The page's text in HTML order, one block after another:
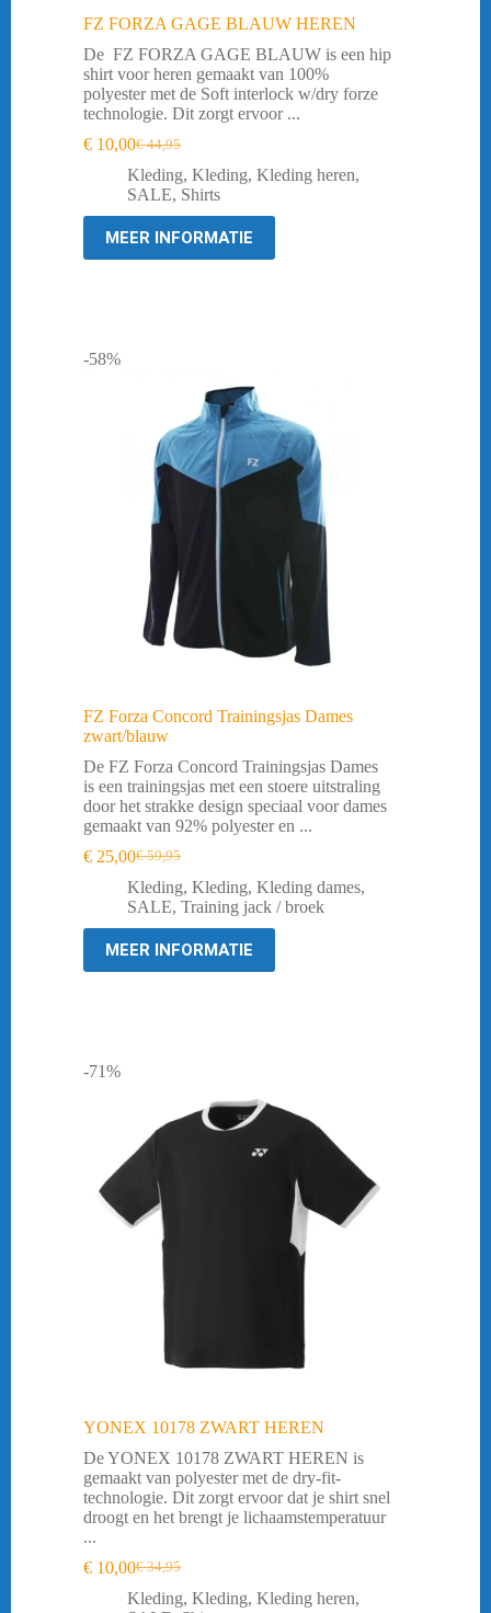
FZ FORZA GAGE BLAUW HEREN
De FZ FORZA GAGE BLAUW is een hip
shirt voor heren gemaakt van 100%
polyester met de Soft interlock w/dry forze
technologie. Dit zorgt ervoor ...
€44,95
Oorspronkelijke
prijs
was:
€ 44,95.
€ 10,00Huidige
prijs
is:
€ 10,00.
Kleding, Kleding, Kleding heren,
SALE, Shirts
MEER INFORMATIE
-58%
FZ Forza Concord Trainingsjas Dames
zwart/blauw
De FZ Forza Concord Trainingsjas Dames
is een trainingsjas met een stoere uitstraling
door het strakke design speciaal voor dames
gemaakt van 92% polyester en ...
€59,95
Oorspronkelijke
prijs
was:
€ 25,00Huidige
prijs
is:
Kleding, Kleding, Kleding dames,
SALE, Training jack / broek
MEER INFORMATIE
-71%
YONEX 10178 ZWART HEREN
De YONEX 10178 ZWART HEREN is
gemaakt van polyester met de dry-fit-
technologie. Dit zorgt ervoor dat je shirt snel
droogt en het brengt je lichaamstemperatuur
...
€34,95
Oorspronkelijke
prijs
€ 10,00Huidige
prijs
Kleding, Kleding, Kleding heren,